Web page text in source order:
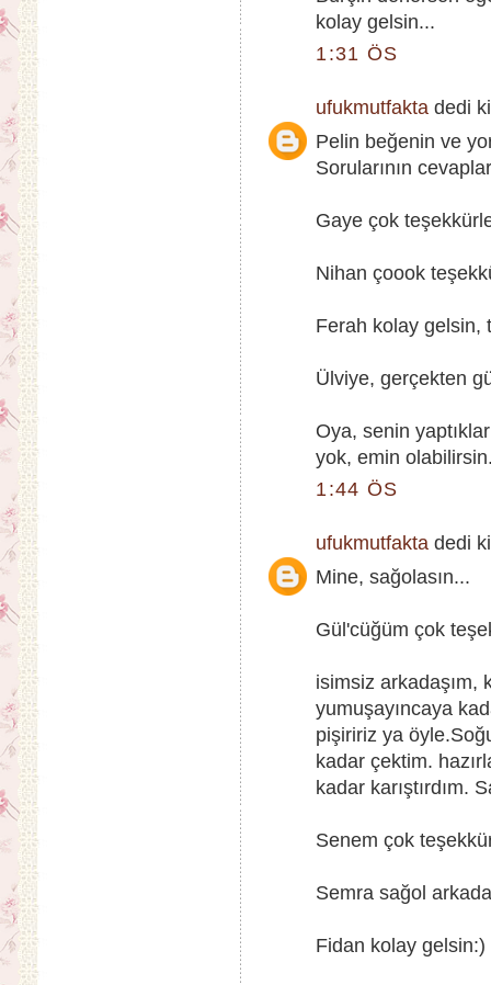
kolay gelsin...
1:31 ÖS
ufukmutfakta dedi
Pelin beğenin ve
Sorularının
Gaye çok
Nihan çoook
Ferah kolay gelsin,
Ülviye, gerçekten
Oya, senin
yok, emin
1:44 ÖS
ufukmutfakta dedi
Mine, sağolasın...
Gül'cüğüm çok
isimsiz arkadaşım,
yumuşayıncaya
pişiririz ya
kadar çektim.
kadar karıştırdım.
Senem çok
Semra sağol
Fidan kolay gelsin:)